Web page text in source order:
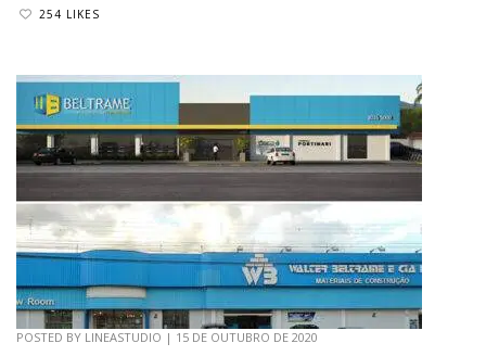
254 LIKES
POSTED BY LINEASTUDIO | 15 DE OUTUBRO DE 2020